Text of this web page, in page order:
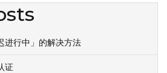
进行中」的解决方法
证